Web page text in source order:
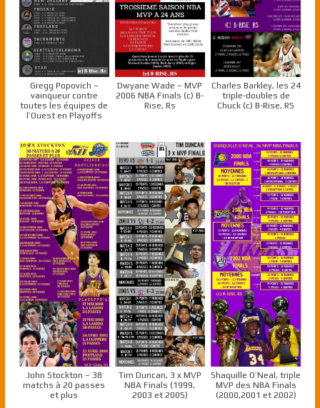
Gregg Popovich –
vainqueur contre
toutes les équipes de
l’Ouest en Playoffs
Dwyane Wade – MVP
2006 NBA Finals (c) B-
Rise, Rs
Charles Barkley, les 24
triple-doubles de
Chuck (c) B-Rise, RS
John Stockton – 38
matchs à 20 passes
et plus
Tim Duncan, 3 x MVP
NBA Finals (1999,
2003 et 2005)
Shaquille O’Neal, triple
MVP des NBA Finals
(2000,2001 et 2002)